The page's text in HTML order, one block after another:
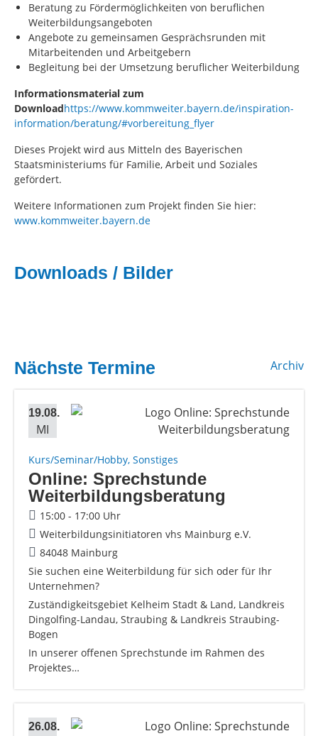
Beratung zu Fördermöglichkeiten von beruflichen
Weiterbildungsangeboten
Angebote zu gemeinsamen Gesprächsrunden mit
Mitarbeitenden und Arbeitgebern
Begleitung bei der Umsetzung beruflicher Weiterbildung
Informationsmaterial zum
Downloadhttps://www.kommweiter.bayern.de/inspiration-
information/beratung/#vorbereitung_flyer
Dieses Projekt wird aus Mitteln des Bayerischen
Staatsministeriums für Familie, Arbeit und Soziales
gefördert.
Weitere Informationen zum Projekt finden Sie hier:
www.kommweiter.bayern.de
Downloads / Bilder
Nächste Termine Archiv
19.08.
MI
Kurs/Seminar/Hobby, Sonstiges
Online: Sprechstunde
Weiterbildungsberatung
15:00 - 17:00 Uhr
Weiterbildungsinitiatoren vhs Mainburg e.V.
84048 Mainburg
Sie suchen eine Weiterbildung für sich oder für Ihr
Unternehmen?
Zuständigkeitsgebiet Kelheim Stadt & Land, Landkreis
Dingolfing-Landau, Straubing & Landkreis Straubing-
Bogen
In unserer offenen Sprechstunde im Rahmen des
Projektes…
26.08.